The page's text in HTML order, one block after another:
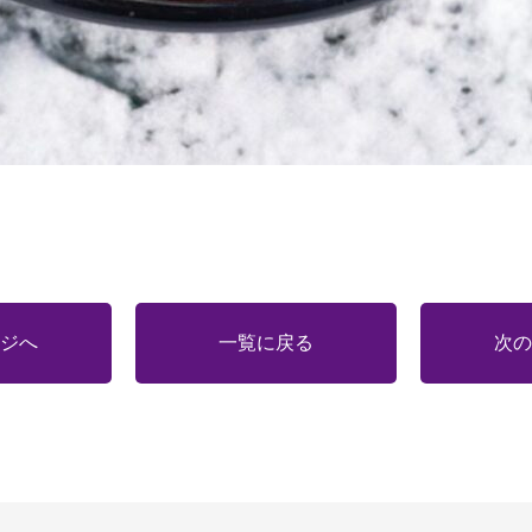
へ 一覧に戻る 次